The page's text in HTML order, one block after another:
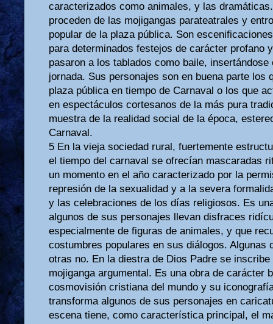
caracterizados como animales, y las
proceden de las mojigangas parateatrales y
popular de la plaza pública. Son
para determinados festejos de carácter profano
pasaron a los tablados como baile,
jornada. Sus personajes son en buena parte los
plaza pública en tiempo de Carnaval o los que
en espectáculos cortesanos de la más pura
muestra de la realidad social de la época,
Carnaval.
5 En la vieja sociedad rural, fuertemente
el tiempo del carnaval se ofrecían mascaradas
un momento en el año caracterizado por la
represión de la sexualidad y a la severa
y las celebraciones de los días religiosos. Es
algunos de sus personajes llevan disfraces
especialmente de figuras de animales, y que
costumbres populares en sus diálogos. Algunas
otras no. En la diestra de Dios Padre se
mojiganga argumental. Es una obra de carácter
cosmovisión cristiana del mundo y su
transforma algunos de sus personajes en
escena tiene, como característica principal, el